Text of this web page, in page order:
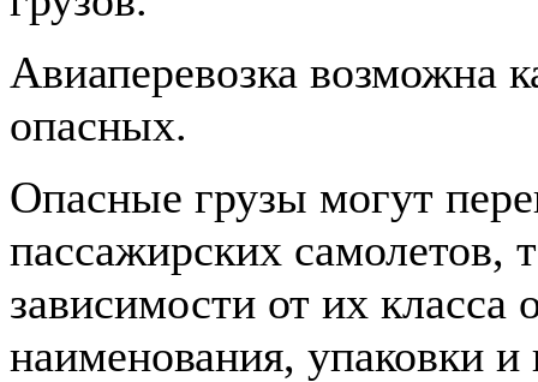
Авиаперевозка возможна
опасных.
Опасные грузы могут
пассажирских самолетов,
зависимости от их
наименования, упаковки и